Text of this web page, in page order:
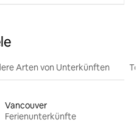
Arten von Unterkünften
Vancouver
Ferienunterkünfte